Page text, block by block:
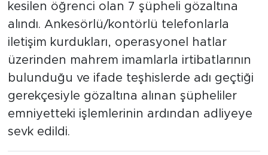
kesilen öğrenci olan 7 şüpheli gözaltına
alındı. Ankesörlü/kontörlü telefonlarla
iletişim kurdukları, operasyonel hatlar
üzerinden mahrem imamlarla irtibatlarının
bulunduğu ve ifade teşhislerde adı geçtiği
gerekçesiyle gözaltına alınan şüpheliler
emniyetteki işlemlerinin ardından adliyeye
sevk edildi.